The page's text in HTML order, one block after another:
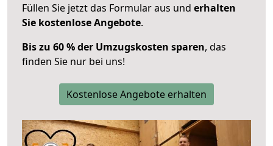
Füllen Sie jetzt das Formular aus und erhalten
Sie kostenlose Angebote.
Bis zu 60 % der Umzugskosten sparen, das
finden Sie nur bei uns!
Kostenlose Angebote erhalten